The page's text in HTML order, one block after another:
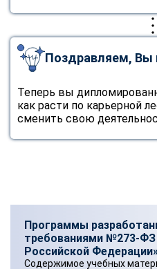
Поздравляем, Вы
Теперь вы
как расти по карьерной
сменить свою
Программы
требованиями №273-ФЗ
Российской
Содержимое учебных